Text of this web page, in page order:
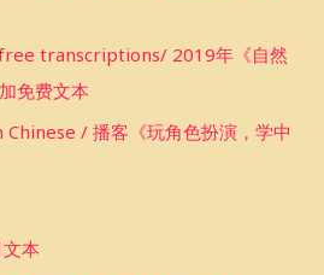
transcriptions/ 2019年《自然
免费文本
/ 播客《玩角色扮演，学中
本